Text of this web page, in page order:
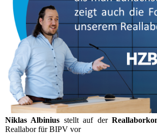
Niklas Albinius stellt auf der
Reallabor für BIPV vor